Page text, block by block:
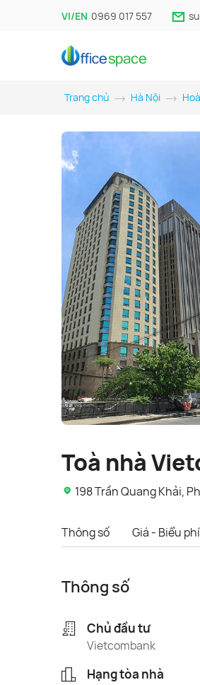
VI/EN 0969 017 557
Trang chủ Hà Nội
Toà nhà
198 Trần Quang Khải,
Thông số Giá - Biểu phí
Thông số
Chủ đầu tư
Vietcombank
Hạng tòa nhà